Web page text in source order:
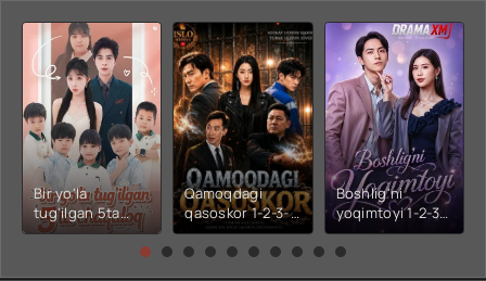
Bir yo'la
tug'ilgan 5ta
chaqaloq 1-2-3-
Qamoqdagi
qasoskor 1-2-3-
4-5-6-7-10-20-
30-50-60-70-80-
Boshlig'ni
yoqimtoyi 1-2-3-
4-5-6-7-10-20-
30-50-60-70-80-